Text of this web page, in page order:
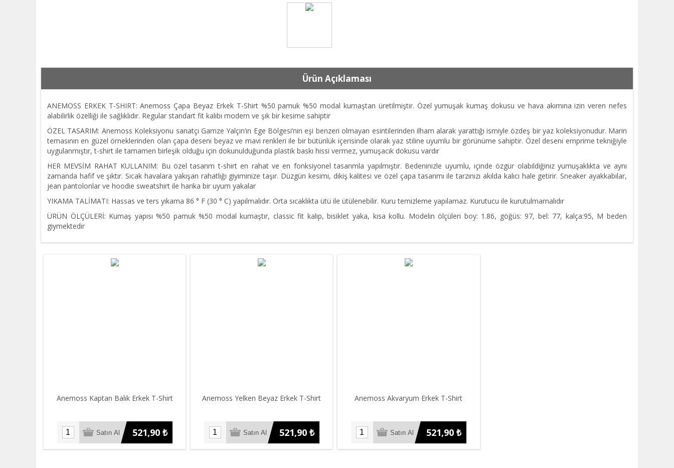
Ürün Açıklaması
ANEMOSS ERKEK T-SHIRT: Anemoss Çapa Beyaz Erkek T-Shirt %50 pamuk %50 modal kumaştan üretilmiştir. Özel yumuşak kumaş dokusu ve hava akımına izin veren nefes
alabilirlik özelliği ile sağlıklıdır. Regular standart fit kalıbı modern ve şık bir kesime sahiptir
ÖZEL TASARIM: Anemoss Koleksiyonu sanatçı Gamze Yalçın’ın Ege Bölgesi’nin eşi benzeri olmayan esintilerinden ilham alarak yarattığı ismiyle özdeş bir yaz koleksiyonudur. Marin
temasının en güzel örneklerinden olan çapa deseni beyaz ve mavi renkleri ile bir bütünlük içerisinde olarak yaz stiline uyumlu bir görünüme sahiptir. Özel deseni emprime tekniğiyle
uygulanmıştır, t-shirt ile tamamen birleşik olduğu için dokunulduğunda plastik baskı hissi vermez, yumuşacık dokusu vardır
HER MEVSİM RAHAT KULLANIM: Bu özel tasarım t-shirt en rahat ve en fonksiyonel tasarımla yapılmıştır. Bedeninizle uyumlu, içinde özgür olabildiğiniz yumuşaklıkta ve aynı
zamanda hafif ve şıktır. Sıcak havalara yakışan rahatlığı giyiminize taşır. Düzgün kesimi, dikiş kalitesi ve özel çapa tasarımı ile tarzınızı akılda kalıcı hale getirir. Sneaker ayakkabılar,
jean pantolonlar ve hoodie sweatshirt ile harika bir uyum yakalar
YIKAMA TALİMATI: Hassas ve ters yıkama 86 ° F (30 ° C) yapılmalıdır. Orta sıcaklıkta ütü ile ütülenebilir. Kuru temizleme yapılamaz. Kurutucu ile kurutulmamalıdır
ÜRÜN ÖLÇÜLERİ: Kumaş yapısı %50 pamuk %50 modal kumaştır, classic fit kalıp, bisiklet yaka, kısa kollu. Modelin ölçüleri boy: 1.86, göğüs: 97, bel: 77, kalça:95, M beden
giymektedir
Anemoss Kaptan Balık Erkek T-Shirt
521,90 ₺
Anemoss Yelken Beyaz Erkek T-Shirt
521,90 ₺
Anemoss Akvaryum Erkek T-Shirt
521,90 ₺